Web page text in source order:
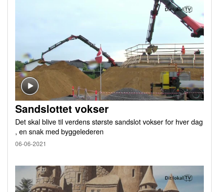
Sandslottet vokser
Det skal blive til verdens største sandslot vokser for hver dag
, en snak med byggelederen
06-06-2021